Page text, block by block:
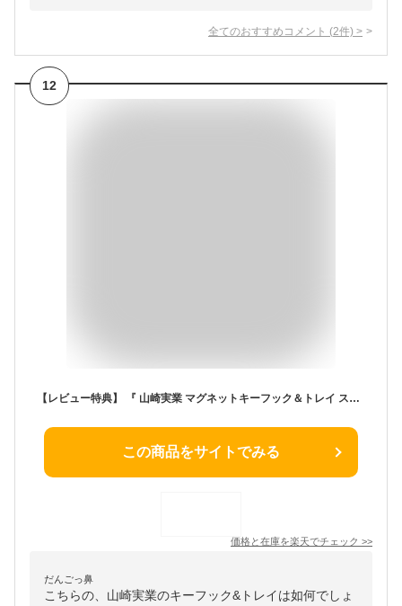
全てのおすすめコメント (2件) >
12
【レビュー特典】 『 山崎実業 マグネットキーフック＆トレイ スマート 』 smart 小物 収納 玄関 玄関収納 ドア 扉 磁石 小物置き 鍵 キーフック マグネット キー フック 印鑑 ハンコ 引っ掛ける 収納雑貨 シンプル おしゃれ スマート 2754 2755 公式 白 黒
この商品をサイトでみる
価格と在庫を楽天でチェック >>
だんごっ鼻
こちらの、山崎実業のキーフック&トレイは如何でしょ